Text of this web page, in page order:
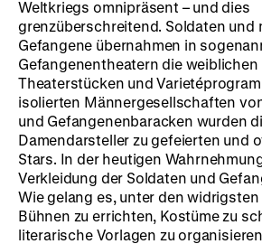
Weltkriegs omnipräsent – und dies
grenzüberschreitend. Soldaten und
Gefangene übernahmen in
Gefangenentheatern die weiblichen
Theaterstücken und
isolierten Männergesellschaften
und Gefangenenbaracken wurden
Damendarsteller zu gefeierten und
Stars. In der heutigen
Verkleidung der Soldaten und
Wie gelang es, unter den
Bühnen zu errichten, Kostüme zu
literarische Vorlagen zu